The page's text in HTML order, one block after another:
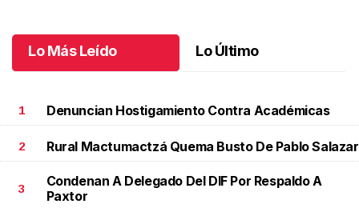
Lo Más Leído Lo Último
1 Denuncian Hostigamiento Contra Académicas
2 Rural Mactumactzá Quema Busto De Pablo Salazar
3
Condenan A Delegado Del DIF Por Respaldo A
Paxtor